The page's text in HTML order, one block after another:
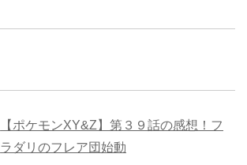
【ポケモンXY&Z】第３９話の感想！フ
ラダリのフレア団始動